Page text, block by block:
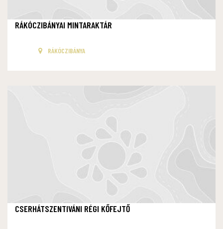
RÁKÓCZIBÁNYAI MINTARAKTÁR
RÁKÓCZIBÁNYA
CSERHÁTSZENTIVÁNI RÉGI KŐFEJTŐ